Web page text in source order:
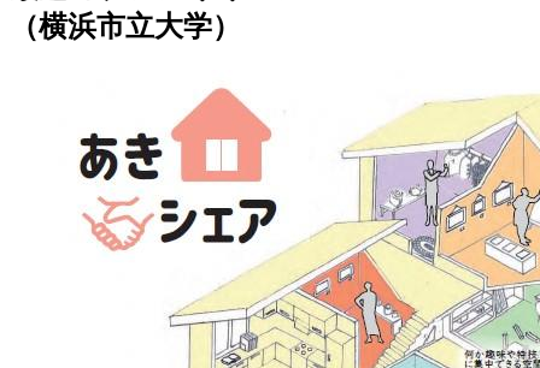
（横浜市立大学）